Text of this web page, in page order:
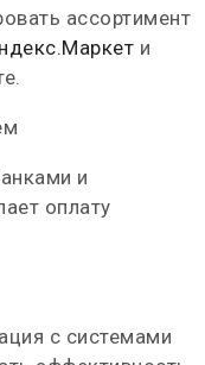
ассортимент
и
и
оплату
с системами